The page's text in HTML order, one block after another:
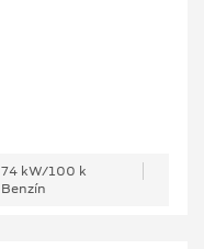
74 kW/100 k
Benzín